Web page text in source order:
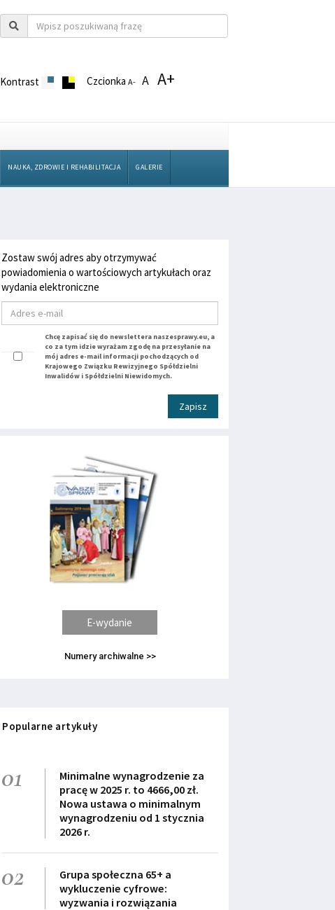
Kontrast CzcionkaA- A A+
NAUKA, ZDROWIE I REHABILITACJA GALERIE
Zostaw swój adres aby otrzymywać
powiadomienia o wartościowych artykułach oraz
wydania elektroniczne
Chcę zapisać się do newslettera naszesprawy.eu, a
co za tym idzie wyrażam zgodę na przesyłanie na
mój adres e-mail informacji pochodzących od
Krajowego Związku Rewizyjnego Spółdzielni
Inwalidów i Spółdzielni Niewidomych.
Zapisz
E-wydanie
Numery archiwalne >>
Popularne artykuły
01
Minimalne wynagrodzenie za
pracę w 2025 r. to 4666,00 zł.
Nowa ustawa o minimalnym
wynagrodzeniu od 1 stycznia
2026 r.
02
Grupa społeczna 65+ a
wykluczenie cyfrowe:
wyzwania i rozwiązania